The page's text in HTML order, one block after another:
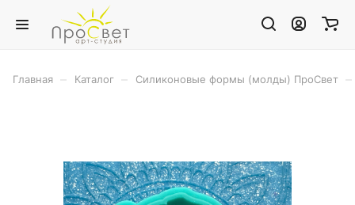
Главная Каталог Силиконовые формы (молды) ПроСвет